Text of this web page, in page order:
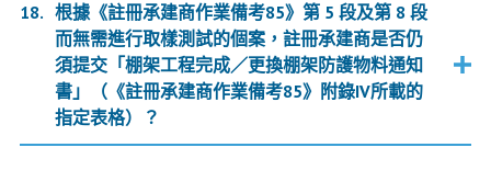
根據《註冊承建商作業備考85》第 5 段及第 8 段
而無需進行取樣測試的個案，註冊承建商是否仍
須提交「棚架工程完成／更換棚架防護物料通知
書」（《註冊承建商作業備考85》附錄IV所載的
指定表格）？